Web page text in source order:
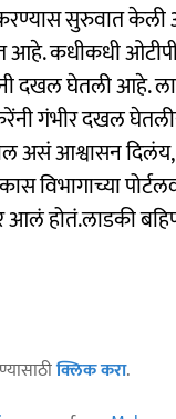
सुरुवात केली
आहे. कधीकधी
दखल घेतली आहे.
गंभीर दखल
असं आश्वासन
विभागाच्या
आलं होतं.लाडकी
क्लिक करा.